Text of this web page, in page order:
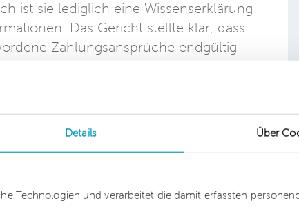
Details Über
Technologien und verarbeitet die damit erfassten
ist sie lediglich eine Wissenserklärung
Das Gericht stellte klar, dass
Zahlungsansprüche endgültig
den Arbeitgeber demnach nicht
weiterhin den Rücken. Mit der
regelmäßig ihren